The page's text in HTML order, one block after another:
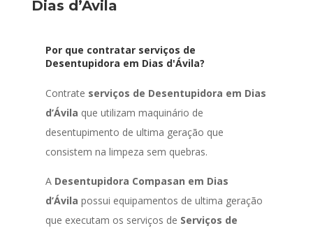
Dias d’Ávila
Por que contratar serviços de
Desentupidora em Dias d'Ávila?
Contrate serviços de Desentupidora em Dias
d’Ávila que utilizam maquinário de
desentupimento de ultima geração que
consistem na limpeza sem quebras.
A Desentupidora Compasan em Dias
d’Ávila possui equipamentos de ultima geração
que executam os serviços de Serviços de